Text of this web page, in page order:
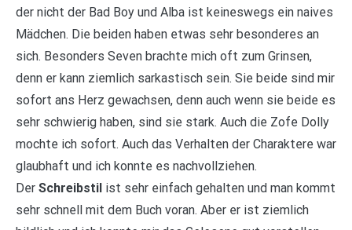
der nicht der Bad Boy und Alba ist keineswegs ein naives
Mädchen. Die beiden haben etwas sehr besonderes an
sich. Besonders Seven brachte mich oft zum Grinsen,
denn er kann ziemlich sarkastisch sein. Sie beide sind mir
sofort ans Herz gewachsen, denn auch wenn sie beide es
sehr schwierig haben, sind sie stark. Auch die Zofe Dolly
mochte ich sofort. Auch das Verhalten der Charaktere war
glaubhaft und ich konnte es nachvollziehen.
Der Schreibstil ist sehr einfach gehalten und man kommt
sehr schnell mit dem Buch voran. Aber er ist ziemlich